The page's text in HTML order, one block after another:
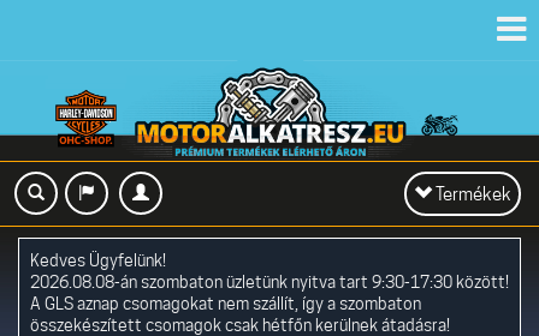
Toggle
navigation
Termékek
Kedves Ügyfelünk!
2026.08.08-án szombaton üzletünk nyitva tart 9:30-17:30 között!
A GLS aznap csomagokat nem szállít, így a szombaton
összekészített csomagok csak hétfőn kerülnek átadásra!